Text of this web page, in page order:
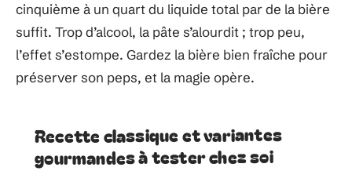
cinquième à un quart du liquide total par de la bière
suffit. Trop d’alcool, la pâte s’alourdit ; trop peu,
l’effet s’estompe. Gardez la bière bien fraîche pour
préserver son peps, et la magie opère.
Recette classique et variantes
gourmandes à tester chez soi